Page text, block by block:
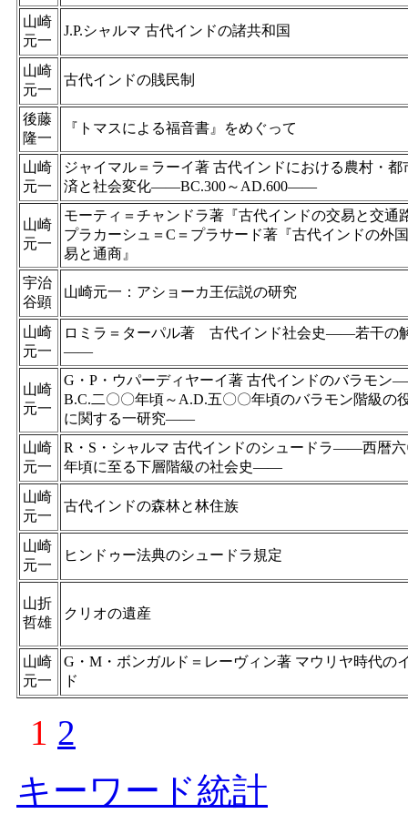
山崎
元一
J.P.シャルマ 古代インドの諸共和国
山崎
元一
古代インドの賎民制
後藤
隆一
『トマスによる福音書』をめぐって
山崎
元一
ジャイマル＝ラーイ著 古代インドにおける農村・都
済と社会変化——BC.300～AD.600——
山崎
元一
モーティ＝チャンドラ著『古代インドの交易と交通
プラカーシュ＝C＝プラサード著『古代インドの外
易と通商』
宇治
谷顕
山崎元一：アショーカ王伝説の研究
山崎
元一
ロミラ＝ターパル著 古代インド社会史——若干の
——
山崎
元一
G・P・ウパーディヤーイ著 古代インドのバラモン
B.C.二〇〇年頃～A.D.五〇〇年頃のバラモン階級の
に関する一研究——
山崎
元一
R・S・シャルマ 古代インドのシュードラ——西暦
年頃に至る下層階級の社会史——
山崎
元一
古代インドの森林と林住族
山崎
元一
ヒンドゥー法典のシュードラ規定
山折
哲雄
クリオの遺産
山崎
元一
G・M・ボンガルド＝レーヴィン著 マウリヤ時代の
ド
1 2
キーワード統計